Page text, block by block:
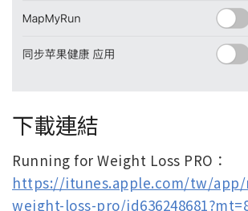
下載連結
Running for Weight Loss PRO：
https://itunes.apple.com/tw/
weight-loss-pro/